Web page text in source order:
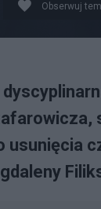
Obserwuj
usunięcia